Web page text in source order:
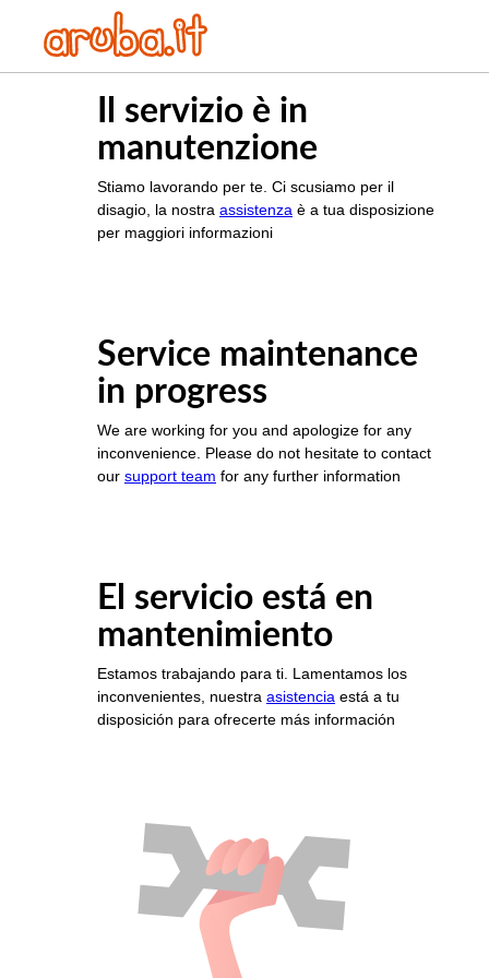
Il servizio è in
manutenzione
Stiamo lavorando per te. Ci scusiamo per il
disagio, la nostra assistenza è a tua disposizione
per maggiori informazioni
Service maintenance
in progress
We are working for you and apologize for any
inconvenience. Please do not hesitate to contact
our support team for any further information
El servicio está en
mantenimiento
Estamos trabajando para ti. Lamentamos los
inconvenientes, nuestra asistencia está a tu
disposición para ofrecerte más información